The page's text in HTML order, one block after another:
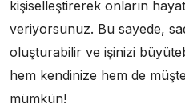
kişiselleştirerek onların
veriyorsunuz. Bu sayede,
oluşturabilir ve işinizi
hem kendinize hem de
mümkün!